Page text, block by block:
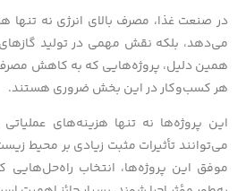
در صنعت غذا، مصرف بالای انرژی نه تنها
می‌دهد، بلکه نقش مهمی در تولید گازهای
همین دلیل، پروژه‌هایی که به کاهش
هر کسب‌وکار در این بخش ضروری هستند.
این پروژه‌ها نه تنها هزینه‌های
می‌توانند تأثیرات مثبت زیادی بر محیط
موفق این پروژه‌ها، انتخاب